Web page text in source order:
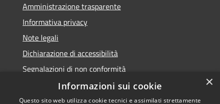
Amministrazione trasparente
Informativa privacy
Note legali
Dichiarazione di accessibilità
Segnalazioni di non conformità
×
Informazioni sui cookie
Questo sito web utilizza cookie tecnici e assimilati strettamente